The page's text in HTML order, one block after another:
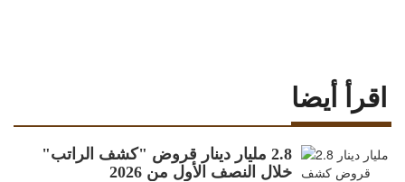
اقرأ أيضا
2.8 مليار دينار قروض "كشف الراتب"
خلال النصف الأول من 2026